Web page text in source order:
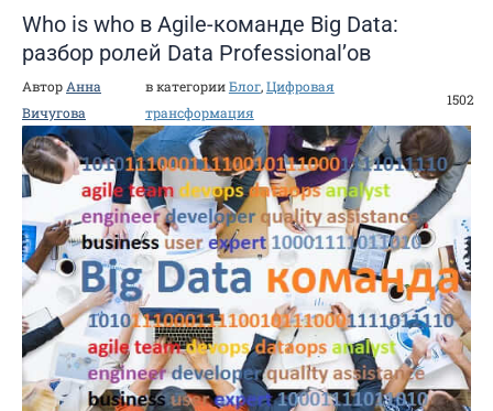
Who is who в Agile-команде Big Data:
разбор ролей Data Professional’ов
Автор Анна
Вичугова
в категорииБлог,Цифровая
трансформация
1502